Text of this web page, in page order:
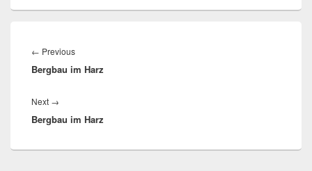
← Previous
post:
Bergbau im Harz
Next →
post:
Bergbau im Harz